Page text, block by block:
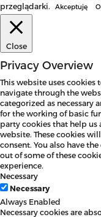
przeglądarki.
Akceptuję
Close
Privacy Overview
This website uses
navigate through the
categorized as necessary
for the working of basic
party cookies that help us
website. These cookies
consent. You also have
out of some of these
experience.
Necessary
Necessary
Always Enabled
Necessary cookies are